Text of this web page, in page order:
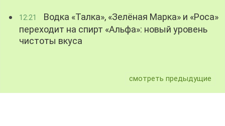
12:21
Водка «Талка», «Зелёная Марка» и «Роса»
переходит на спирт «Альфа»: новый уровень
чистоты вкуса
смотреть предыдущие